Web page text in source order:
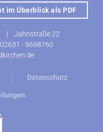
im Überblick als PDF
| Jahnstraße 22
02631 - 9698760
Datenschutz